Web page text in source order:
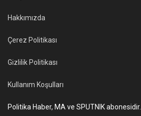
Hakkımızda
Çerez Politikası
Gizlilik Politikası
Kullanım Koşulları
Politika Haber, MA ve SPUTNIK abonesidir.